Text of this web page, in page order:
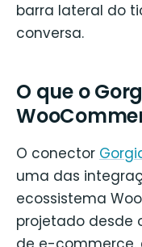
barra lateral do
conversa.
O que o
O conector
uma das
ecossistema
projetado desde